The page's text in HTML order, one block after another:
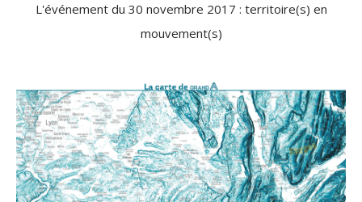
L'événement du 30 novembre 2017 : territoire(s) en
mouvement(s)